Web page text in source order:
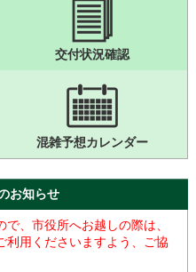
交付状況確認
混雑予想カレンダー
お知らせ
、市役所へお越しの際は、
利用くださいますよう、ご協